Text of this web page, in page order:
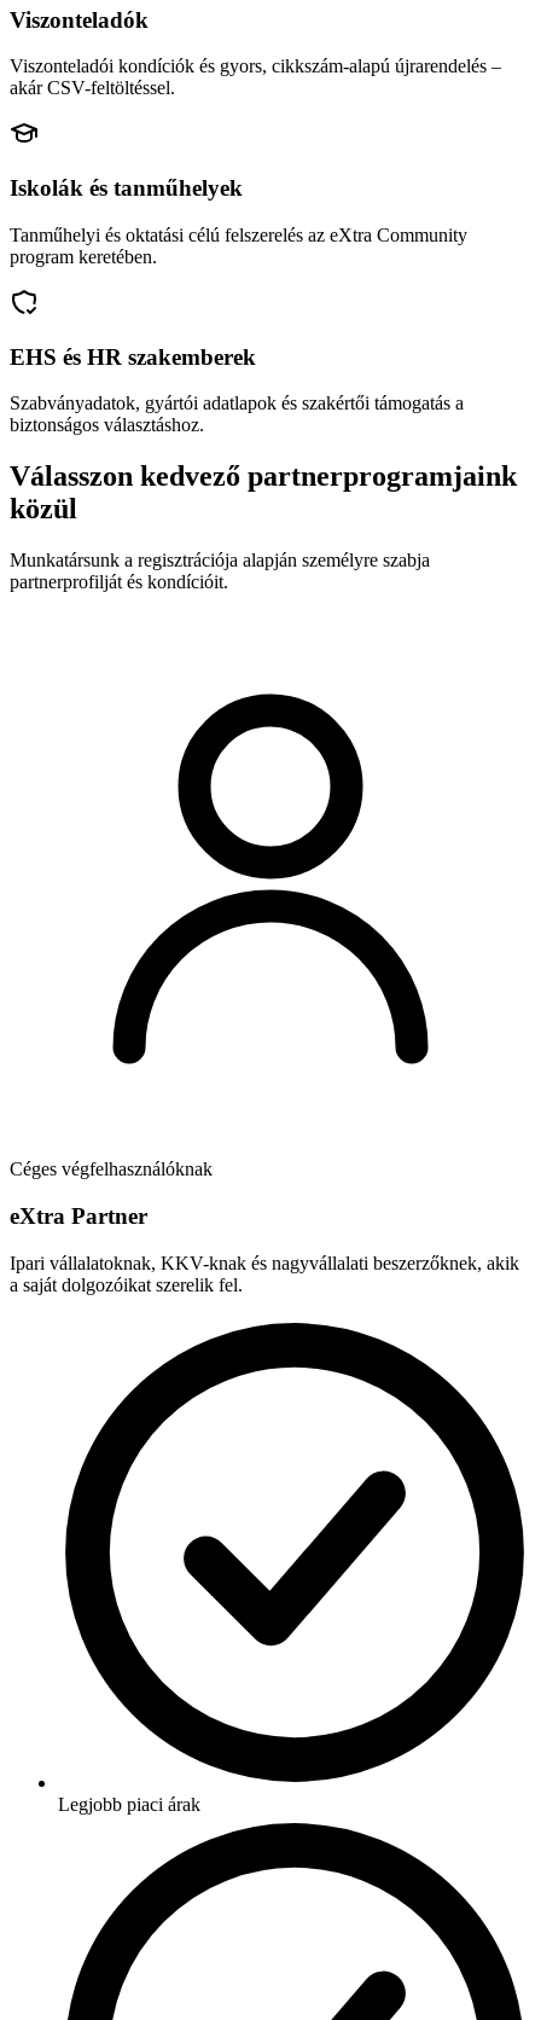
Viszonteladók
Viszonteladói kondíciók és gyors, cikkszám-alapú újrarendelés –
akár CSV-feltöltéssel.
Iskolák és tanműhelyek
Tanműhelyi és oktatási célú felszerelés az eXtra Community
program keretében.
EHS és HR szakemberek
Szabványadatok, gyártói adatlapok és szakértői támogatás a
biztonságos választáshoz.
Válasszon kedvező partnerprogramjaink
közül
Munkatársunk a regisztrációja alapján személyre szabja
partnerprofilját és kondícióit.
Céges végfelhasználóknak
eXtra Partner
Ipari vállalatoknak, KKV-knak és nagyvállalati beszerzőknek, akik
a saját dolgozóikat szerelik fel.
Legjobb piaci árak